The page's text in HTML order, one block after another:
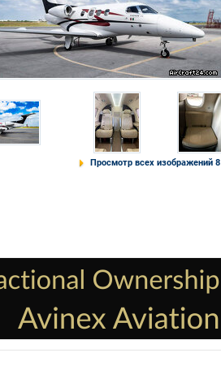
Просмотр всех изображений 8